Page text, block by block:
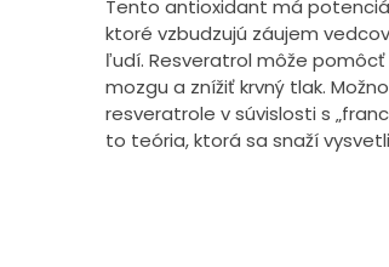
Tento antioxidant má
ktoré vzbudzujú záujem
ľudí. Resveratrol môže
mozgu a znížiť krvný tlak.
resveratrole v súvislosti s
to teória, ktorá sa snaží